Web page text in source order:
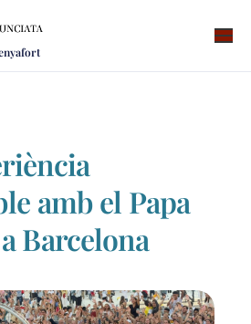
amb el Papa
Barcelona